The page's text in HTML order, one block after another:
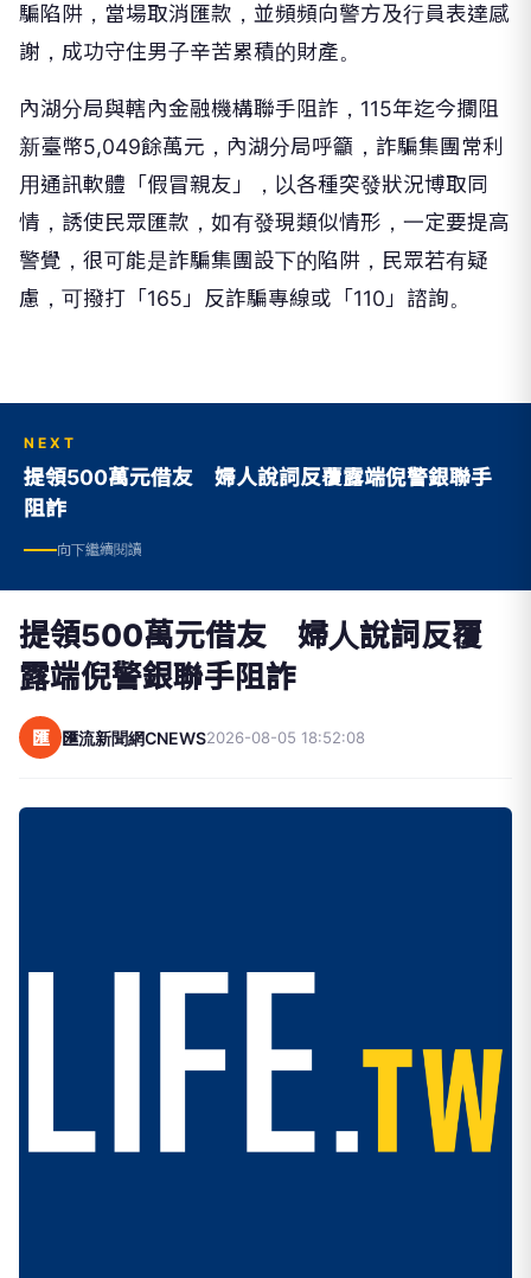
騙陷阱，當場取消匯款，並頻頻向警方及行員表達感
謝，成功守住男子辛苦累積的財產。
內湖分局與轄內金融機構聯手阻詐，115年迄今攔阻
新臺幣5,049餘萬元，內湖分局呼籲，詐騙集團常利
用通訊軟體「假冒親友」，以各種突發狀況博取同
情，誘使民眾匯款，如有發現類似情形，一定要提高
警覺，很可能是詐騙集團設下的陷阱，民眾若有疑
慮，可撥打「165」反詐騙專線或「110」諮詢。
NEXT
提領500萬元借友 婦人說詞反覆露端倪警銀聯手
阻詐
向下繼續閱讀
提領500萬元借友 婦人說詞反覆
露端倪警銀聯手阻詐
匯 匯流新聞網CNEWS2026-08-05 18:52:08